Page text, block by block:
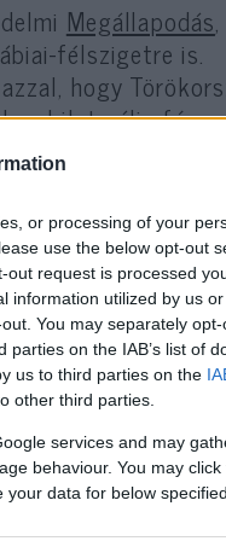
or processing of your
use the below opt-out
request is processed
information utilized by us
You may separately
on the IAB’s list of
us to third parties on the
other third parties.
services and may
behaviour. You may
data for below
Megállapodás
félszigetre is.
hogy
egymás
a
négy ország
az 4,3 millió főt,
tömeget